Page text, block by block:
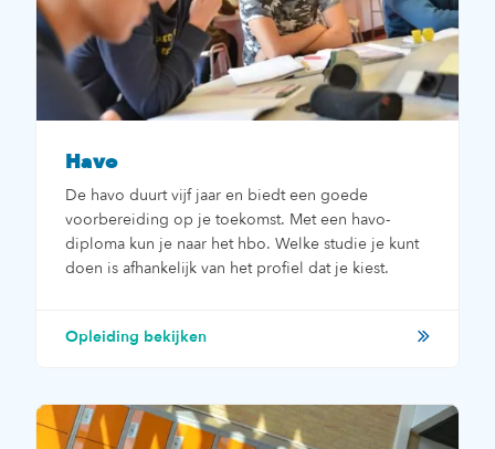
Havo
De havo duurt vijf jaar en biedt een goede
voorbereiding op je toekomst. Met een havo-
diploma kun je naar het hbo. Welke studie je kunt
doen is afhankelijk van het profiel dat je kiest.
Opleiding bekijken